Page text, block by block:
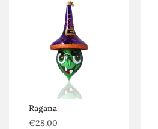
Ragana
€28.00